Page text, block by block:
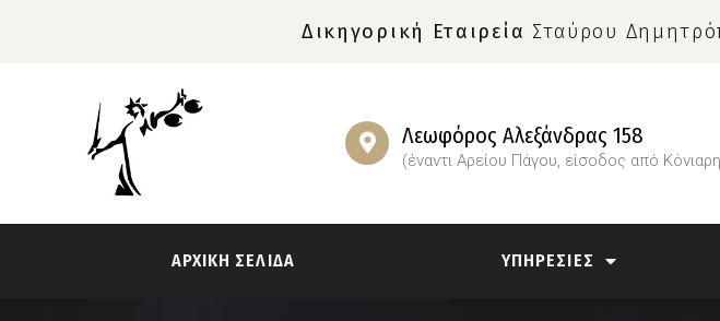
Δικηγορική Εταιρεία Σταύρου
Λεωφόρος Αλεξάνδρας 158
(έναντι Αρείου Πάγου, είσοδος από
ΑΡΧΙΚΗ ΣΕΛΙΔΑ ΥΠΗΡΕΣΙΕΣ